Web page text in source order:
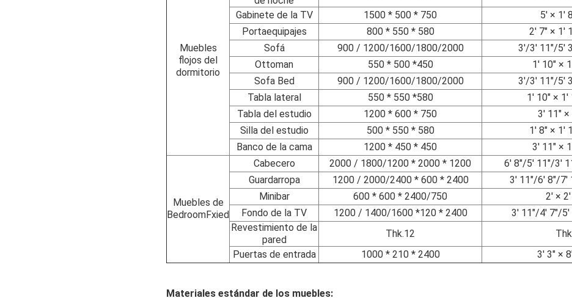
Muebles
flojos del
dormitorio
Gabinete de la TV
1500 * 500 * 750
5' × 1'
Portaequipajes
800 * 550 * 580
2' 7" × 1'
Sofá
900 / 1200/1600/1800/2000
3'/3' 11"/5'
Ottoman
550 * 500 *450
1' 10" ×
Sofa Bed
900 / 1200/1600/1800/2000
3'/3' 11"/5'
Tabla lateral
550 * 550 *580
1' 10" × 1'
Tabla del estudio
1200 * 600 * 750
3' 11" ×
Silla del estudio
500 * 550 * 580
1' 8" × 1'
Banco de la cama
1200 * 450 * 450 3' 11" ×
Muebles de
BedroomFxied
Cabecero 2000 / 1800/1200 * 2000 * 1200
6' 8"/5' 11"/3'
Guardarropa
1200 / 2000/2400 * 600 * 2400
3' 11"/6' 8"/7'
Minibar
600 * 600 * 2400/750
2' ×
Fondo de la TV
1200 / 1400/1600 *120 * 2400
3' 11"/4' 7"/5'
Revestimiento de la
pared
Thk.12
Puertas de entrada
1000 * 210 * 2400 3' 3" ×
Materiales estándar de los muebles: